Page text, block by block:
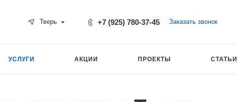
Тверь +7 (925) 780-37-45 Заказать звонок
УСЛУГИ АКЦИИ ПРОЕКТЫ СТАТЬИ